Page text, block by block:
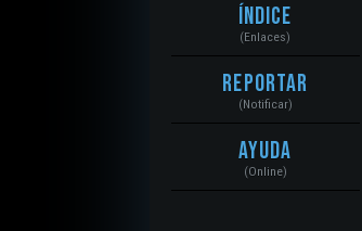
Índice
(Enlaces)
Reportar
(Notificar)
Ayuda
(Online)